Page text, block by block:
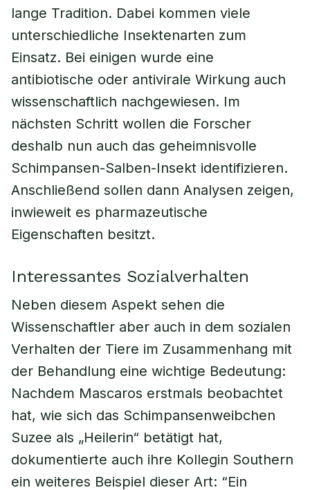
lange Tradition. Dabei kommen viele
unterschiedliche Insektenarten zum
Einsatz. Bei einigen wurde eine
antibiotische oder antivirale Wirkung auch
wissenschaftlich nachgewiesen. Im
nächsten Schritt wollen die Forscher
deshalb nun auch das geheimnisvolle
Schimpansen-Salben-Insekt identifizieren.
Anschließend sollen dann Analysen zeigen,
inwieweit es pharmazeutische
Eigenschaften besitzt.
Interessantes Sozialverhalten
Neben diesem Aspekt sehen die
Wissenschaftler aber auch in dem sozialen
Verhalten der Tiere im Zusammenhang mit
der Behandlung eine wichtige Bedeutung:
Nachdem Mascaros erstmals beobachtet
hat, wie sich das Schimpansenweibchen
Suzee als „Heilerin“ betätigt hat,
dokumentierte auch ihre Kollegin Southern
ein weiteres Beispiel dieser Art: “Ein